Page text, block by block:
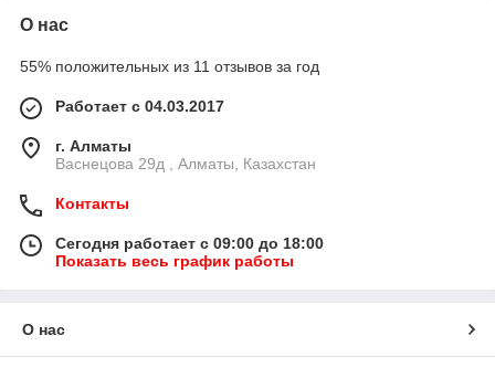
О нас
55% положительных из 11 отзывов за год
Работает с 04.03.2017
г. Алматы
Васнецова 29д , Алматы, Казахстан
Контакты
Сегодня работает с 09:00 до 18:00
Показать весь график работы
О нас